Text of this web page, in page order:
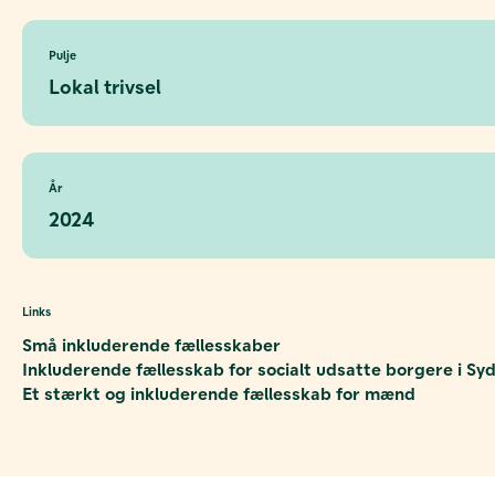
Pulje
Lokal trivsel
År
2024
Links
Små inkluderende fællesskaber
Inkluderende fællesskab for socialt udsatte borgere i
Et stærkt og inkluderende fællesskab for mænd